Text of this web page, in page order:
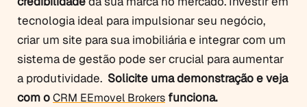
tecnologia ideal para impulsionar seu negócio,
criar um site para sua imobiliária e integrar com um
sistema de gestão pode ser crucial para aumentar
a produtividade. Solicite uma demonstração e veja
com oCRM EEmovel Brokers funciona.